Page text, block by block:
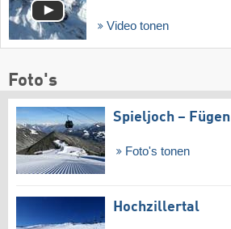
Video tonen
Foto's
Spieljoch – Fügen
Foto's tonen
Hochzillertal